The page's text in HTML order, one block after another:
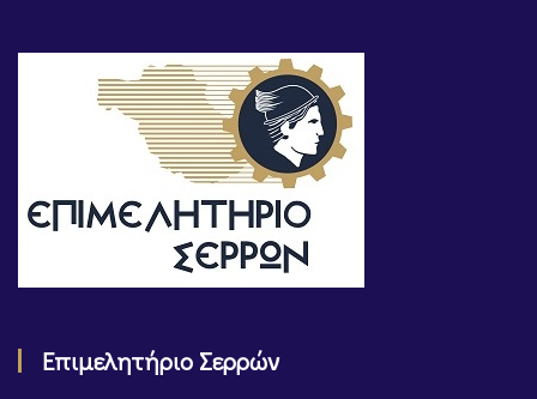
Επιμελητήριο Σερρών